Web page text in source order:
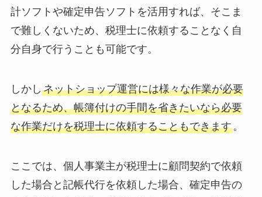
計ソフトや確定申告ソフトを活用すれば、そこま
で難しくないため、税理士に依頼することなく自
分自身で行うことも可能です。
しかし ネットショップ運営には様々な作業が必要
となるため、帳簿付けの手間を省きたいなら必要
な作業だけを税理士に依頼することもできます。
ここでは、個人事業主が税理士に顧問契約で依頼
した場合と記帳代行を依頼した場合、確定申告の